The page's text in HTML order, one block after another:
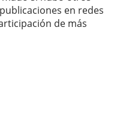
en redes
de más